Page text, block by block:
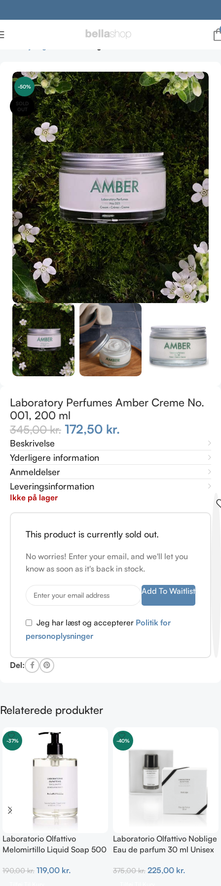
-50%
SOLD
OUT
Laboratory Perfumes Amber Creme No.
001, 200 ml
345,00kr. 172,50 kr.
Beskrivelse
Yderligere information
Anmeldelser
Leveringsinformation
Ikke på lager
This product is currently sold out.
No worries! Enter your email, and we'll let you
know as soon as it's back in stock.
Add To Waitlist
Jeg har læst og accepterer Politik for
personoplysninger
Del:
Relaterede produkter
-37%
Laboratorio Olfattivo
Melomirtillo Liquid Soap 500
190,00kr. 119,00 kr.
-40%
Laboratorio Olfattivo Noblige
Eau de parfum 30 ml Unisex
375,00kr. 225,00 kr.